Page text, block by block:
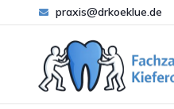
praxis@drkoeklue.de